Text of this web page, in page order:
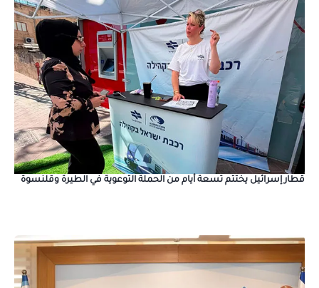
قطار إسرائيل يختتم تسعة أيام من الحملة التوعوية في الطيرة وقلنسوة